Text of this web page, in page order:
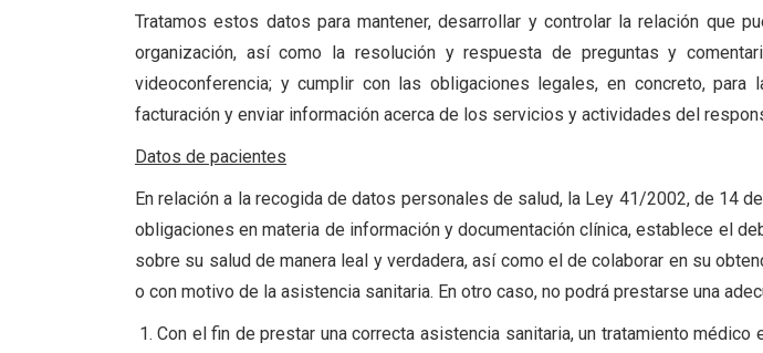
Tratamos estos datos para mantener, desarrollar y controlar la relación que
organización, así como la resolución y respuesta de preguntas y
videoconferencia; y cumplir con las obligaciones legales, en concreto,
facturación y enviar información acerca de los servicios y actividades del
Datos de pacientes
En relación a la recogida de datos personales de salud, la Ley 41/2002, de 14
obligaciones en materia de información y documentación clínica, establece el
sobre su salud de manera leal y verdadera, así como el de colaborar en su
o con motivo de la asistencia sanitaria. En otro caso, no podrá prestarse una
Con el fin de prestar una correcta asistencia sanitaria, un tratamiento